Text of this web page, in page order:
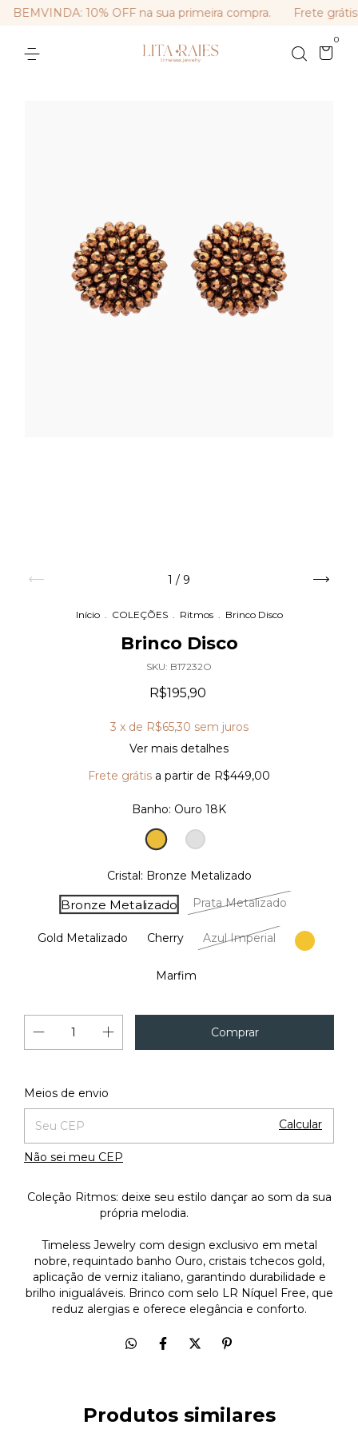
BEMVINDA: 10% OFF na sua primeira compra. Frete grátis
0
1 / 9
Início . COLEÇÕES . Ritmos . Brinco Disco
Brinco Disco
SKU: B17232O
R$195,90
3 x de R$65,30 sem juros
Ver mais detalhes
Frete grátis a partir de R$449,00
Banho: Ouro 18K
Ouro
18K
Prata
Cristal: Bronze Metalizado
Bronze Metalizado Prata Metalizado
Gold Metalizado Cherry Azul Imperial Safran
Marfim
Entregas para o CEP:
Meios de envio
Calcular
Não sei meu CEP
Coleção Ritmos: deixe seu estilo dançar ao som da sua
própria melodia.
Timeless Jewelry com design exclusivo em metal
nobre, requintado banho Ouro, cristais tchecos gold,
aplicação de verniz italiano, garantindo durabilidade e
brilho inigualáveis. Brinco com selo LR Níquel Free, que
reduz alergias e oferece elegância e conforto.
Produtos similares